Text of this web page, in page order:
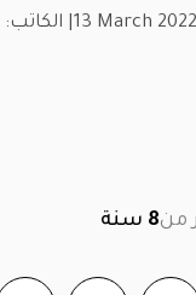
13 March 2022 | الكاتب:
من8 سنة